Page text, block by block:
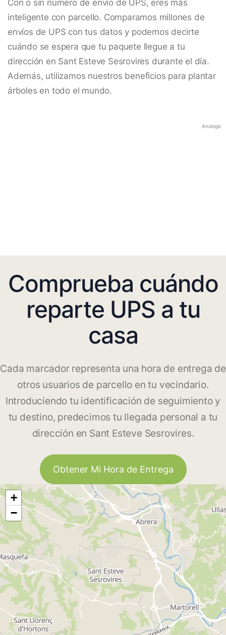
Con o sin número de envío de UPS, eres más
inteligente con parcello. Comparamos millones de
envíos de UPS con tus datos y podemos decirte
cuándo se espera que tu paquete llegue a tu
dirección en Sant Esteve Sesrovires durante el día.
Además, utilizamos nuestros beneficios para plantar
árboles en todo el mundo.
Anzeige
Comprueba cuándo
reparte UPS a tu
casa
Cada marcador representa una hora de entrega de
otros usuarios de parcello en tu vecindario.
Introduciendo tu identificación de seguimiento y
tu destino, predecimos tu llegada personal a tu
dirección en Sant Esteve Sesrovires.
Obtener Mi Hora de Entrega
+
−